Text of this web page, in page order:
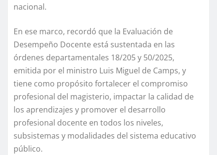
nacional.
En ese marco, recordó que la Evaluación de
Desempeño Docente está sustentada en las
órdenes departamentales 18/205 y 50/2025,
emitida por el ministro Luis Miguel de Camps, y
tiene como propósito fortalecer el compromiso
profesional del magisterio, impactar la calidad de
los aprendizajes y promover el desarrollo
profesional docente en todos los niveles,
subsistemas y modalidades del sistema educativo
público.